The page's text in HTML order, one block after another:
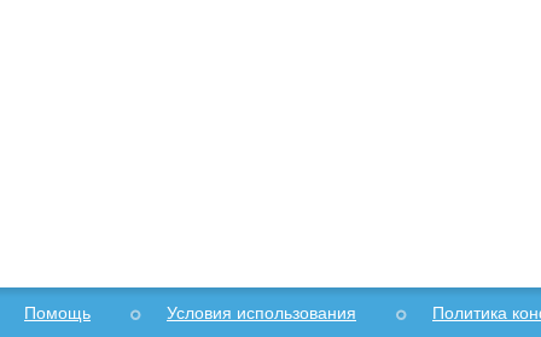
Помощь Условия использования Политика